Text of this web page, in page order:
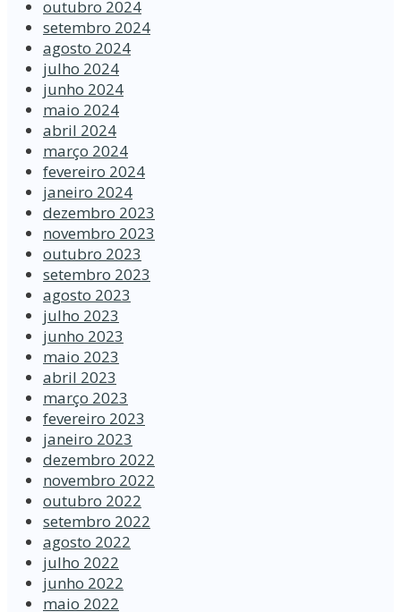
outubro 2024
setembro 2024
agosto 2024
julho 2024
junho 2024
maio 2024
abril 2024
março 2024
fevereiro 2024
janeiro 2024
dezembro 2023
novembro 2023
outubro 2023
setembro 2023
agosto 2023
julho 2023
junho 2023
maio 2023
abril 2023
março 2023
fevereiro 2023
janeiro 2023
dezembro 2022
novembro 2022
outubro 2022
setembro 2022
agosto 2022
julho 2022
junho 2022
maio 2022